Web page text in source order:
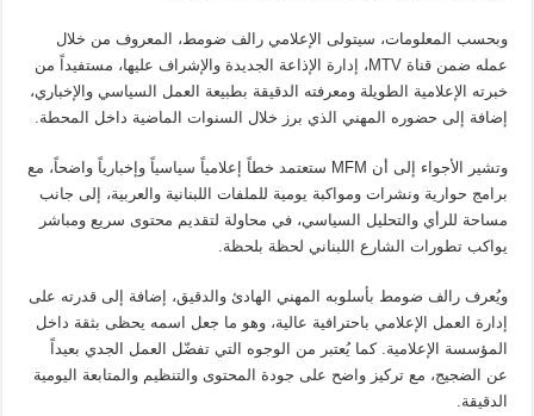
وبحسب المعلومات، سيتولى الإعلامي رالف ضومط، المعروف من خلال
عمله ضمن قناة MTV، إدارة الإذاعة الجديدة والإشراف عليها، مستفيداً من
خبرته الإعلامية الطويلة ومعرفته الدقيقة بطبيعة العمل السياسي والإخباري،
إضافة إلى حضوره المهني الذي برز خلال السنوات الماضية داخل المحطة.
وتشير الأجواء إلى أن MFM ستعتمد خطاً إعلامياً سياسياً وإخبارياً واضحاً، مع
برامج حوارية ونشرات ومواكبة يومية للملفات اللبنانية والعربية، إلى جانب
مساحة للرأي والتحليل السياسي، في محاولة لتقديم محتوى سريع ومباشر
يواكب تطورات الشارع اللبناني لحظة بلحظة.
ويُعرف رالف ضومط بأسلوبه المهني الهادئ والدقيق، إضافة إلى قدرته على
إدارة العمل الإعلامي باحترافية عالية، وهو ما جعل اسمه يحظى بثقة داخل
المؤسسة الإعلامية. كما يُعتبر من الوجوه التي تفضّل العمل الجدي بعيداً
عن الضجيج، مع تركيز واضح على جودة المحتوى والتنظيم والمتابعة اليومية
الدقيقة.